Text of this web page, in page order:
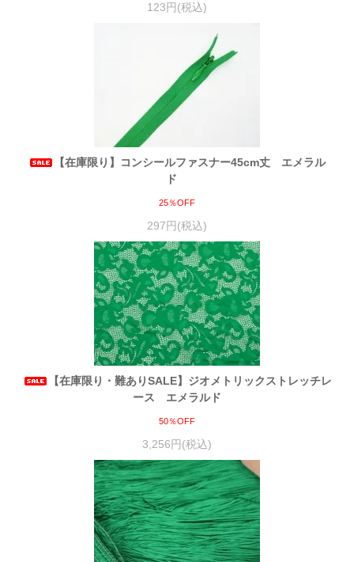
123円(税込)
【在庫限り】コンシールファスナー45cm丈 エメラル
ド
25％OFF
297円(税込)
【在庫限り・難ありSALE】ジオメトリックストレッチレ
ース エメラルド
50％OFF
3,256円(税込)